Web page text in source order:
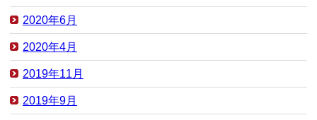
2020年6月
2020年4月
2019年11月
2019年9月